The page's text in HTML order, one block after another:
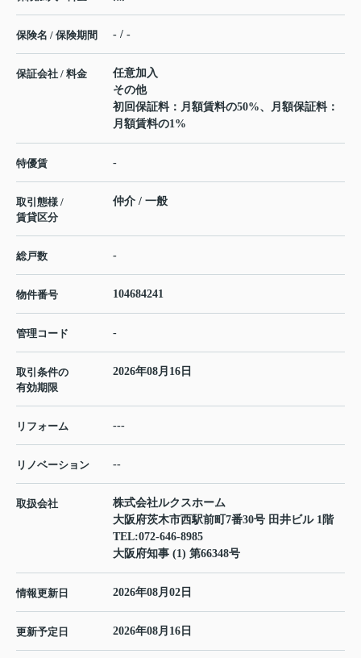
保険名 / 保険期間 - / -
保証会社 / 料金
任意加入
その他
初回保証料：月額賃料の50%、月額保証料：
月額賃料の1%
特優賃 -
取引態様 /
賃貸区分
仲介 / 一般
総戸数 -
物件番号 104684241
管理コード -
取引条件の
有効期限
2026年08月16日
リフォーム ---
リノベーション --
取扱会社
株式会社ルクスホーム
大阪府茨木市西駅前町7番30号 田井ビル 1階
TEL:072-646-8985
大阪府知事 (1) 第66348号
情報更新日 2026年08月02日
更新予定日 2026年08月16日